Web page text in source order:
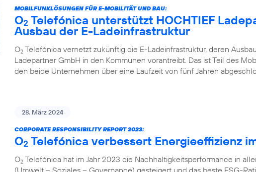
MOBILFUNKLÖSUNGEN FÜR E-MOBILITÄT UND BAU:
O2 Telefónica unterstützt HOCHTIEF
Ausbau der E-Ladeinfrastruktur
O2 Telefónica vernetzt zukünftig die E-Ladeinfrastruktur, deren
Ladepartner GmbH in den Kommunen vorantreibt. Das ist Teil des
den beide Unternehmen über eine Laufzeit von fünf Jahren
28. März 2024
CORPORATE RESPONSIBILITY REPORT 2023:
O2 Telefónica verbessert Energieeffizienz
O2 Telefónica hat im Jahr 2023 die Nachhaltigkeitsperformance in
(Umwelt – Soziales – Governance) gesteigert und das beste ESG-